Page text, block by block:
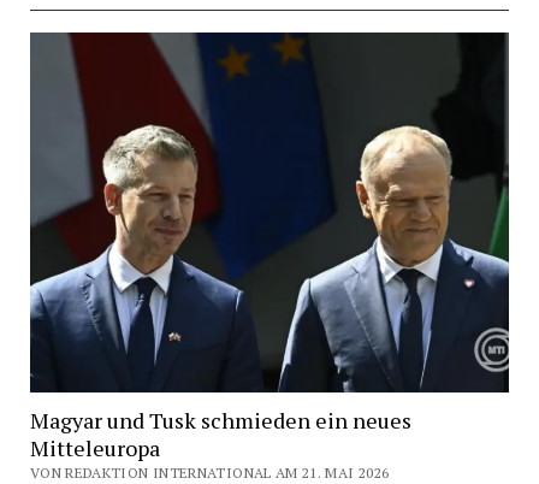
Magyar und Tusk schmieden ein neues
Mitteleuropa
VON REDAKTION INTERNATIONAL AM 21. MAI 2026